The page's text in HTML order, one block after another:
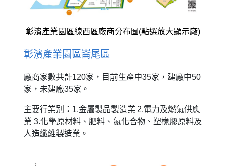
彰濱產業園區線西區廠商分布圖(點選放大顯示廠)
彰濱產業園區崙尾區
廠商家數共計120家，目前生產中35家，建廠中50
家，未建廠35家。
主要行業別：1.金屬製品製造業 2.電力及燃氣供應
業 3.化學原材料、肥料、氮化合物、塑橡膠原料及
人造纖維製造業。